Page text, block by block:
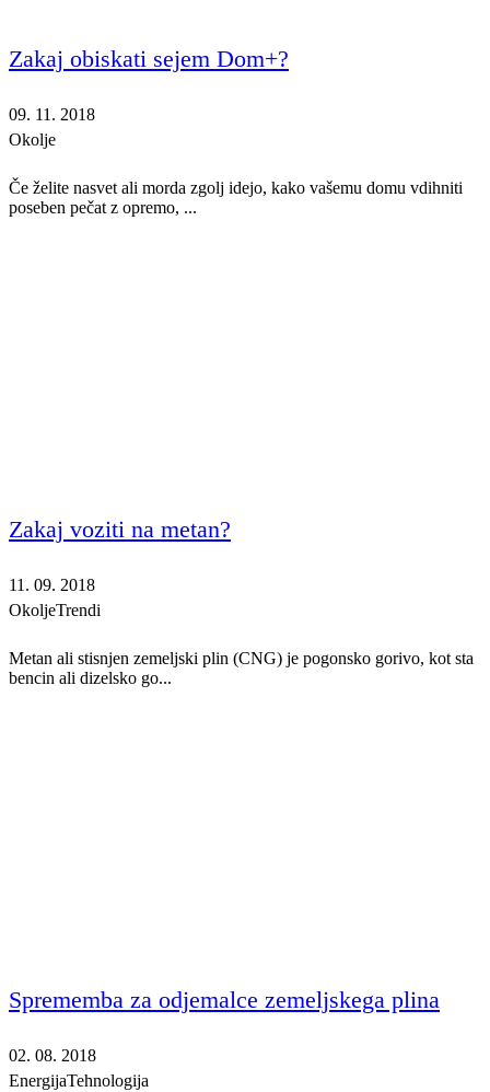
Zakaj obiskati sejem Dom+?
09. 11. 2018
Okolje
Če želite nasvet ali morda zgolj idejo, kako vašemu domu vdihniti
poseben pečat z opremo, ...
Zakaj voziti na metan?
11. 09. 2018
OkoljeTrendi
Metan ali stisnjen zemeljski plin (CNG) je pogonsko gorivo, kot sta
bencin ali dizelsko go...
Sprememba za odjemalce zemeljskega plina
02. 08. 2018
EnergijaTehnologija